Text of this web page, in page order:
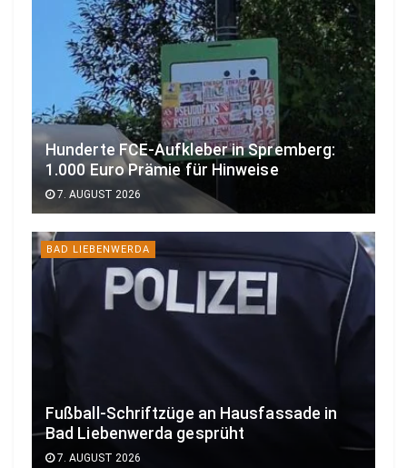
Hunderte FCE-Aufkleber in Spremberg:
1.000 Euro Prämie für Hinweise
7. AUGUST 2026
BAD LIEBENWERDA
Fußball-Schriftzüge an Hausfassade in
Bad Liebenwerda gesprüht
7. AUGUST 2026